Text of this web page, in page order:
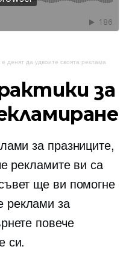
е денят да удвоите своята реклама
за
за празниците,
рекламите ви са
ще ви помогне
за
повече
си.